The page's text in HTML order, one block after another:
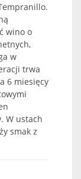
wino o
w
trwa
6 miesięcy
W ustach
smak z